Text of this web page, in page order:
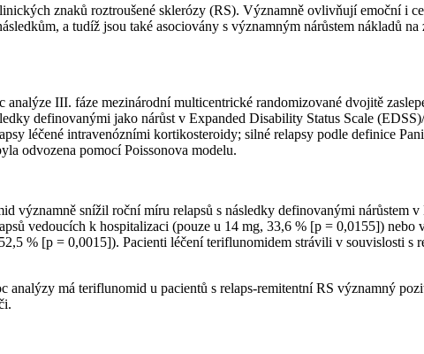
znaků roztroušené sklerózy (RS). Významně ovlivňují emoční i
a tudíž jsou také asociovány s významným nárůstem nákladů
analýze III. fáze mezinárodní multicentrické randomizované dvojitě
definovanými jako nárůst v Expanded Disability Status Scale
léčené intravenózními kortikosteroidy; silné relapsy podle definice
odvozena pomocí Poissonova modelu.
významně snížil roční míru relapsů s následky definovanými
vedoucích k hospitalizaci (pouze u 14 mg, 33,6 % [p = 0,0155])
% [p = 0,0015]). Pacienti léčení teriflunomidem strávili v souvislosti
analýzy má teriflunomid u pacientů s relaps-remitentní RS významný